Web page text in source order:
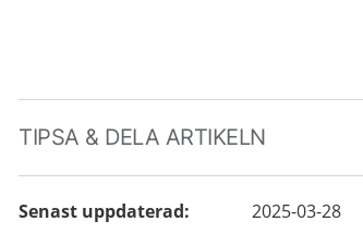
TIPSA & DELA ARTIKELN
Senast uppdaterad:
2025-03-28